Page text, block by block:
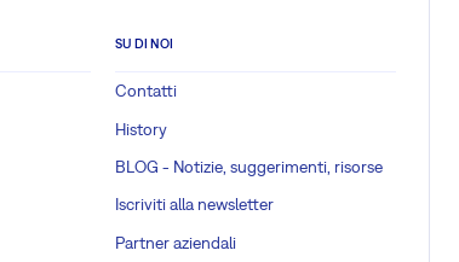
SU DI NOI
Contatti
History
BLOG - Notizie, suggerimenti, risorse
Iscriviti alla newsletter
Partner aziendali